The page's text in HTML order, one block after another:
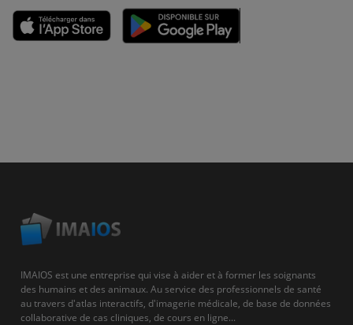
IMAIOS est une entreprise qui vise à aider et à former les soignants
des humains et des animaux. Au service des professionnels de santé
au travers d'atlas interactifs, d'imagerie médicale, de base de données
collaborative de cas cliniques, de cours en ligne...